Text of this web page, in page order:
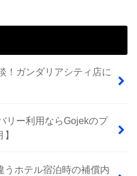
！ガンダリアシティ店に
リー利用ならGojekのプ
うホテル宿泊時の補償内